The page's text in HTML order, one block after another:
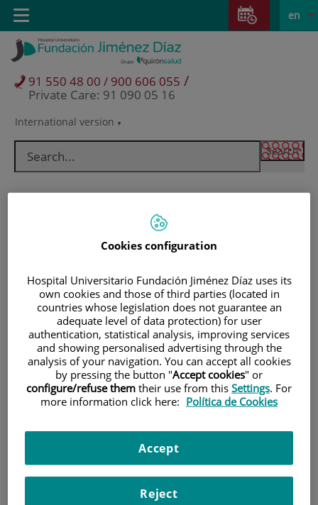
Jump to content
Jump
content
Language
selector
Active
en
International version
91 550 48 00 / 900 606 055 /
Private Care: 91 090 05 16
Toggle
navigation
Patients and visitors
Research
Cookies configuration
Hospital Universitario Fundación Jiménez Díaz uses its
own cookies and those of third parties (located in
countries whose legislation does not guarantee an
adequate level of data protection) for user
authentication, statistical analysis, improving services
and showing personalised advertising through the
analysis of your navigation. You can accept all cookies
by pressing the button "Accept cookies" or
configure/refuse them their use from this Settings. For
more information click here: Política de Cookies
Reject
Accept